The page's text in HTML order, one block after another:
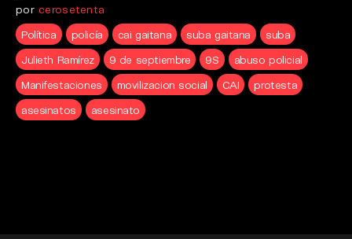
por cerosetenta
Política
policía cai gaitana suba gaitana
suba
Julieth Ramírez
9 de septiembre 9S
abuso policial
Manifestaciones
movilizacion social CAI
protesta
asesinatos
asesinato